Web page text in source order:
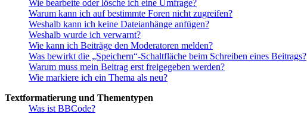
Wie bearbeite oder lösche ich eine Umfrage?
Warum kann ich auf bestimmte Foren nicht zugreifen?
Weshalb kann ich keine Dateianhänge anfügen?
Weshalb wurde ich verwarnt?
Wie kann ich Beiträge den Moderatoren melden?
Was bewirkt die „Speichern“-Schaltfläche beim Schreiben eines Beitrags?
Warum muss mein Beitrag erst freigegeben werden?
Wie markiere ich ein Thema als neu?
Textformatierung und Thementypen
Was ist BBCode?